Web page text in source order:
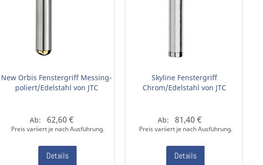
New Orbis Fenstergriff Messing-
poliert/Edelstahl von JTC
Ab: 62,60 €
Preis variiert je nach Ausführung.
Details
Skyline Fenstergriff
Chrom/Edelstahl von JTC
Ab: 81,40 €
Preis variiert je nach Ausführung.
Details